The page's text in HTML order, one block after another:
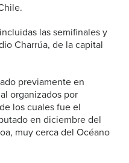
las semifinales y
Charrúa, de la capital
previamente en
organizados por
los cuales fue el
en diciembre del
muy cerca del Océano